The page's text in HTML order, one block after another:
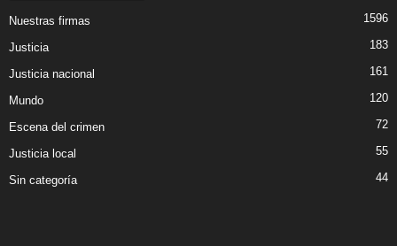
Nuestras firmas 1596
Justicia 183
Justicia nacional 161
Mundo 120
Escena del crimen 72
Justicia local 55
Sin categoría 44